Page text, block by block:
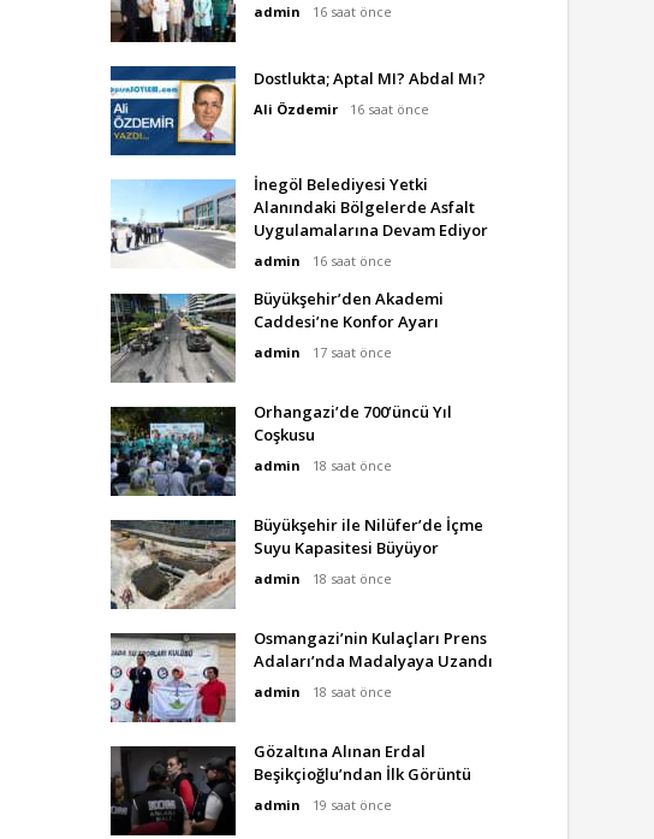
admin 16 saat önce
Dostlukta; Aptal MI? Abdal Mı?
Ali Özdemir 16 saat önce
İnegöl Belediyesi Yetki
Alanındaki Bölgelerde Asfalt
Uygulamalarına Devam Ediyor
admin 16 saat önce
Büyükşehir’den Akademi
Caddesi’ne Konfor Ayarı
admin 17 saat önce
Orhangazi’de 700’üncü Yıl
Coşkusu
admin 18 saat önce
Büyükşehir ile Nilüfer’de İçme
Suyu Kapasitesi Büyüyor
admin 18 saat önce
Osmangazi’nin Kulaçları Prens
Adaları’nda Madalyaya Uzandı
admin 18 saat önce
Gözaltına Alınan Erdal
Beşikçioğlu’ndan İlk Görüntü
admin 19 saat önce